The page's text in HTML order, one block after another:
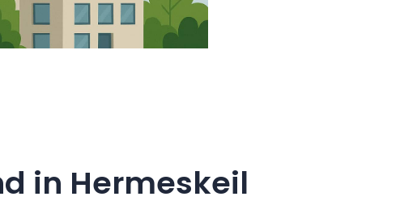
in Hermeskeil